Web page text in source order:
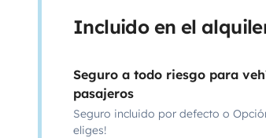
Incluido en el
Seguro a todo riesgo para
pasajeros
Seguro incluido por defecto o
eliges!